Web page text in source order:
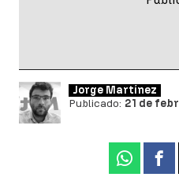
Jorge Martínez
Publicado: 21 de